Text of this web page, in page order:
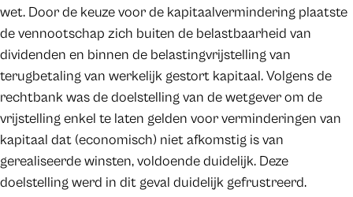
wet. Door de keuze voor de kapitaalvermindering plaatste
de vennootschap zich buiten de belastbaarheid van
dividenden en binnen de belastingvrijstelling van
terugbetaling van werkelijk gestort kapitaal. Volgens de
rechtbank was de doelstelling van de wetgever om de
vrijstelling enkel te laten gelden voor verminderingen van
kapitaal dat (economisch) niet afkomstig is van
gerealiseerde winsten, voldoende duidelijk. Deze
doelstelling werd in dit geval duidelijk gefrustreerd.